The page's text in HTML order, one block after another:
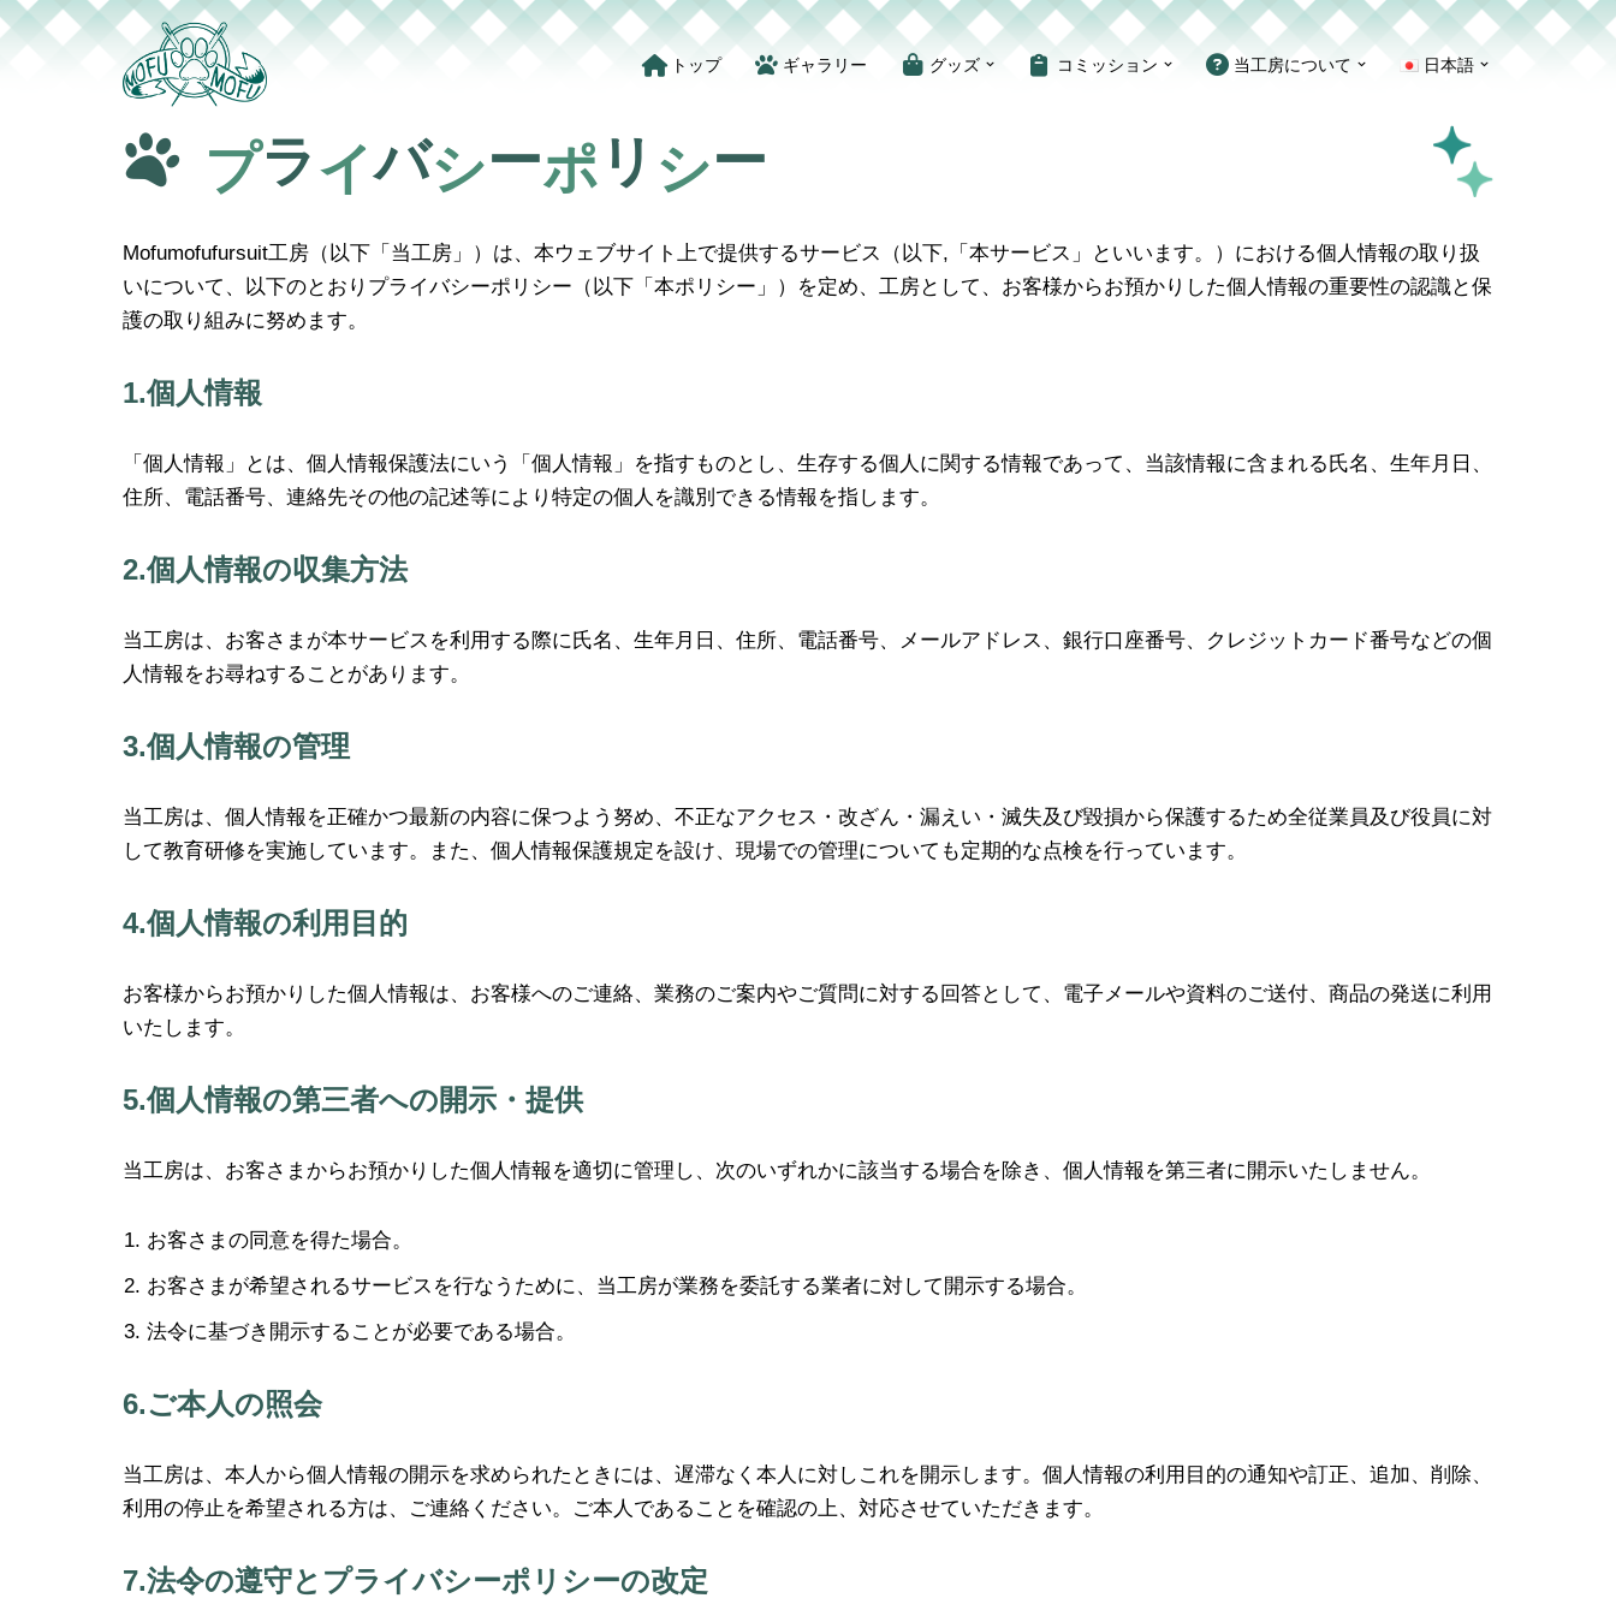
トップ ギャラリー グッズ コミッション 当工房について 日本語
プライバシーポ リ シー
Mofumofufursuit工房（以下「当工房」）は、本ウェブサイト上で提供するサービス（以下,「本サービス」といいます。）における個人情報の取り扱
いについて、以下のとおりプライバシーポリシー（以下「本ポリシー」）を定め、工房として、お客様からお預かりした個人情報の重要性の認識と保
護の取り組みに努めます。
1.個人情報
「個人情報」とは、個人情報保護法にいう「個人情報」を指すものとし、生存する個人に関する情報であって、当該情報に含まれる氏名、生年月日、
住所、電話番号、連絡先その他の記述等により特定の個人を識別できる情報を指します。
2.個人情報の収集方法
当工房は、お客さまが本サービスを利用する際に氏名、生年月日、住所、電話番号、メールアドレス、銀行口座番号、クレジットカード番号などの個
人情報をお尋ねすることがあります。
3.個人情報の管理
当工房は、個人情報を正確かつ最新の内容に保つよう努め、不正なアクセス・改ざん・漏えい・滅失及び毀損から保護するため全従業員及び役員に対
して教育研修を実施しています。また、個人情報保護規定を設け、現場での管理についても定期的な点検を行っています。
4.個人情報の利用目的
お客様からお預かりした個人情報は、お客様へのご連絡、業務のご案内やご質問に対する回答として、電子メールや資料のご送付、商品の発送に利用
いたします。
5.個人情報の第三者への開示・提供
当工房は、お客さまからお預かりした個人情報を適切に管理し、次のいずれかに該当する場合を除き、個人情報を第三者に開示いたしません。
お客さまの同意を得た場合。
お客さまが希望されるサービスを行なうために、当工房が業務を委託する業者に対して開示する場合。
法令に基づき開示することが必要である場合。
6.ご本人の照会
当工房は、本人から個人情報の開示を求められたときには、遅滞なく本人に対しこれを開示します。個人情報の利用目的の通知や訂正、追加、削除、
利用の停止を希望される方は、ご連絡ください。ご本人であることを確認の上、対応させていただきます。
7.法令の遵守とプライバシーポリシーの改定